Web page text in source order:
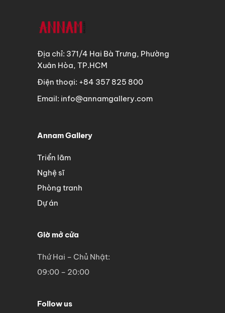
Địa chỉ: 371/4 Hai Bà Trưng, Phường
Xuân Hòa, TP.HCM
Điện thoại: +84 357 825 800
Email: info@annamgallery.com
Annam Gallery
Triển lãm
Nghệ sĩ
Phòng tranh
Dự án
Giờ mở cửa
Thứ Hai – Chủ Nhật:
09:00 – 20:00
Follow us